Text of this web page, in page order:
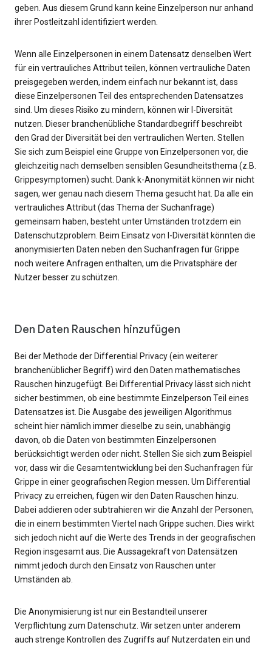
geben. Aus diesem Grund kann keine Einzelperson nur anhand
ihrer Postleitzahl identifiziert werden.
Wenn alle Einzelpersonen in einem Datensatz denselben Wert
für ein vertrauliches Attribut teilen, können vertrauliche Daten
preisgegeben werden, indem einfach nur bekannt ist, dass
diese Einzelpersonen Teil des entsprechenden Datensatzes
sind. Um dieses Risiko zu mindern, können wir l-Diversität
nutzen. Dieser branchenübliche Standardbegriff beschreibt
den Grad der Diversität bei den vertraulichen Werten. Stellen
Sie sich zum Beispiel eine Gruppe von Einzelpersonen vor, die
gleichzeitig nach demselben sensiblen Gesundheitsthema (z.B.
Grippesymptomen) sucht. Dank k-Anonymität können wir nicht
sagen, wer genau nach diesem Thema gesucht hat. Da alle ein
vertrauliches Attribut (das Thema der Suchanfrage)
gemeinsam haben, besteht unter Umständen trotzdem ein
Datenschutzproblem. Beim Einsatz von l-Diversität könnten die
anonymisierten Daten neben den Suchanfragen für Grippe
noch weitere Anfragen enthalten, um die Privatsphäre der
Nutzer besser zu schützen.
Den Daten Rauschen hinzufügen
Bei der Methode der Differential Privacy (ein weiterer
branchenüblicher Begriff) wird den Daten mathematisches
Rauschen hinzugefügt. Bei Differential Privacy lässt sich nicht
sicher bestimmen, ob eine bestimmte Einzelperson Teil eines
Datensatzes ist. Die Ausgabe des jeweiligen Algorithmus
scheint hier nämlich immer dieselbe zu sein, unabhängig
davon, ob die Daten von bestimmten Einzelpersonen
berücksichtigt werden oder nicht. Stellen Sie sich zum Beispiel
vor, dass wir die Gesamtentwicklung bei den Suchanfragen für
Grippe in einer geografischen Region messen. Um Differential
Privacy zu erreichen, fügen wir den Daten Rauschen hinzu.
Dabei addieren oder subtrahieren wir die Anzahl der Personen,
die in einem bestimmten Viertel nach Grippe suchen. Dies wirkt
sich jedoch nicht auf die Werte des Trends in der geografischen
Region insgesamt aus. Die Aussagekraft von Datensätzen
nimmt jedoch durch den Einsatz von Rauschen unter
Umständen ab.
Die Anonymisierung ist nur ein Bestandteil unserer
Verpflichtung zum Datenschutz. Wir setzen unter anderem
auch strenge Kontrollen des Zugriffs auf Nutzerdaten ein und